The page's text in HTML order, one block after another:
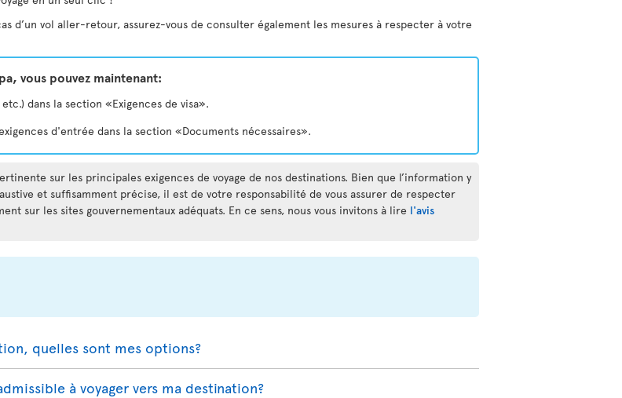
d’un vol aller-retour, assurez-vous de consulter également les mesures à respecter à votre
vous pouvez maintenant:
etc.) dans la section «Exigences de visa».
d'entrée dans la section «Documents nécessaires».
sur les principales exigences de voyage de nos destinations. Bien que l’information y
et suffisamment précise, il est de votre responsabilité de vous assurer de respecter
sur les sites gouvernementaux adéquats. En ce sens, nous vous invitons à lire l'avis
quelles sont mes options?
à voyager vers ma destination?